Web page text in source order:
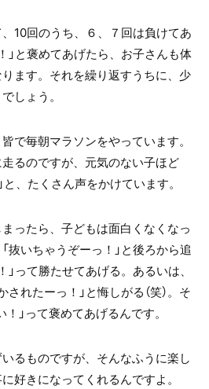
10回のうち、６、７回は負けてあ
」と褒めてあげたら、お子さんも体
ます。それを繰り返すうちに、少
しょう。
で毎朝マラソンをやっています。
るのですが、元気のない子ほど
と、たくさん声をかけています。
ったら、子どもは面白くなくなっ
抜いちゃうぞーっ！」と後ろから追
」って勝たせてあげる。あるいは、
れたーっ！」と悔しがる（笑）。そ
」って褒めてあげるんです。
るものですが、そんなふうに楽し
好きになってくれるんですよ。